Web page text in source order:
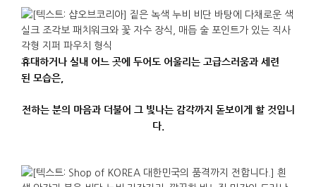
휴대하거나 실내 어느 곳에 두어도 어울리는 고급스러움과 세련
된 모습은
전하는 분의 마음과 더불어 그 빛나는 감각까지 돋보이게 할 것입니
다.